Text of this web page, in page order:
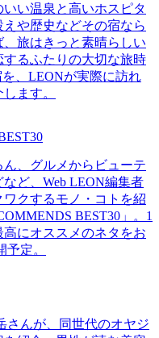
い温泉と高いホスピタ
や歴史などその宿なら
旅はきっと素晴らしい
るふたりの大切な旅時
、LEONが実際に訪れ
ます。
、グルメからビューテ
ど、Web LEON編集者
クするモノ・コトを紹
BEST30」。1
にオススメのネタをお
定。
さんが、同世代のオヤジ